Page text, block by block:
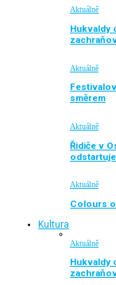
Aktuálně
Hukvaldy
Aktuálně
směrem
Aktuálně
Řidiče v
Aktuálně
Colours
Kultura
Aktuálně
Hukvaldy